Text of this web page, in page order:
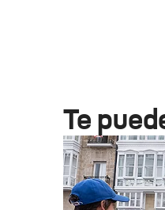
Te